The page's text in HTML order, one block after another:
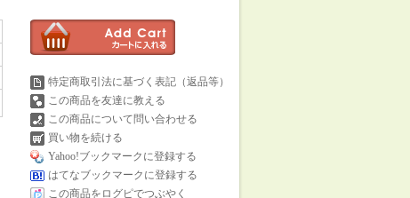
特定商取引法に基づく表記（返品等）
この商品を友達に教える
この商品について問い合わせる
買い物を続ける
Yahoo!ブックマークに登録する
はてなブックマークに登録する
この商品をログピでつぶやく